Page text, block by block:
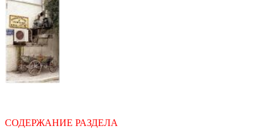
СОДЕРЖАНИЕ РАЗДЕЛА